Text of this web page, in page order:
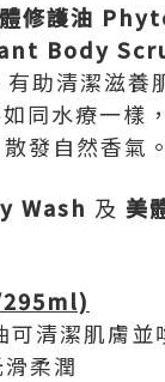
修護油
Body
有助清潔滋養
同水療一樣
發自然香氣。
Wash 及 美
清潔肌膚並
柔潤